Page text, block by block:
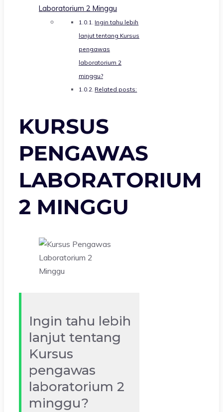
Laboratorium 2 Minggu
Ingin tahu lebih
lanjut tentang Kursus
pengawas
laboratorium 2
minggu?
Related posts:
KURSUS
PENGAWAS
LABORATORIUM
2 MINGGU
Ingin tahu lebih
lanjut tentang
Kursus
pengawas
laboratorium 2
minggu?